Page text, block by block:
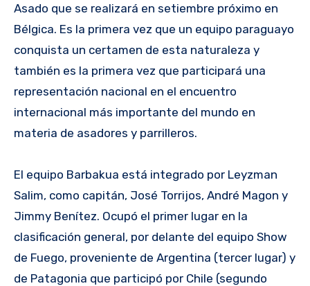
Asado que se realizará en setiembre próximo en
Bélgica. Es la primera vez que un equipo paraguayo
conquista un certamen de esta naturaleza y
también es la primera vez que participará una
representación nacional en el encuentro
internacional más importante del mundo en
materia de asadores y parrilleros.
El equipo Barbakua está integrado por Leyzman
Salim, como capitán, José Torrijos, André Magon y
Jimmy Benítez. Ocupó el primer lugar en la
clasificación general, por delante del equipo Show
de Fuego, proveniente de Argentina (tercer lugar) y
de Patagonia que participó por Chile (segundo